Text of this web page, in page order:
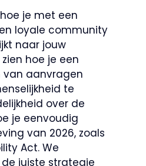
je met een
loyale community
naar jouw
hoe je een
aanvragen
te
over de
je eenvoudig
van 2026, zoals
Act. We
juiste strategie